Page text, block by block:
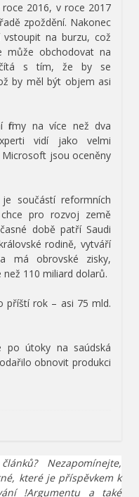
2016, v roce 2017
zpoždění. Nakonec
vstoupit na burzu, což
může obchodovat na
s tím, že by se
by měl být objem asi
firmy na více než dva
vidí jako velmi
jsou oceněny
součástí reformních
pro rozvoj země
době patří Saudi
rodině, vytváří
má obrovské zisky,
110 miliard dolarů.
příští rok – asi 75 mld.
po útoky na saúdská
obnovit produkci
Nezapomínejte,
které je příspěvkem k
!Argumentu a také